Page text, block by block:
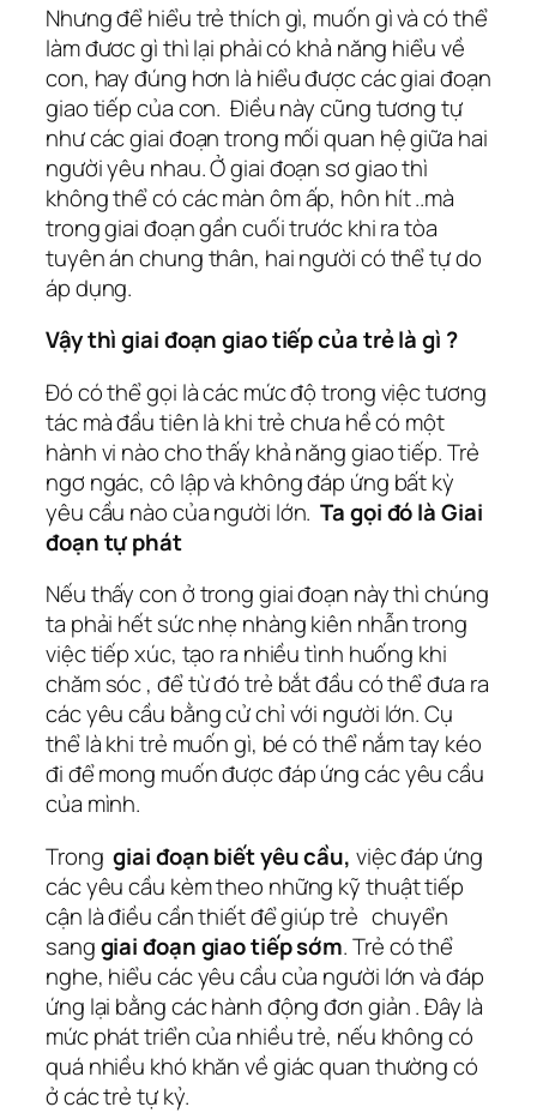
Nhưng để hiểu trẻ thích gì, muốn gì và có thể
làm đươc gì thì lại phải có khả năng hiểu về
con, hay đúng hơn là hiểu được các giai đoạn
giao tiếp của con. Điều này cũng tương tự
như các giai đoạn trong mối quan hệ giữa hai
người yêu nhau. Ở giai đoạn sơ giao thì
không thể có các màn ôm ấp, hôn hít ..mà
trong giai đoạn gần cuối trước khi ra tòa
tuyên án chung thân, hai người có thể tự do
áp dụng.
Vậy thì giai đoạn giao tiếp của trẻ là gì ?
Đó có thể gọi là các mức độ trong việc tương
tác mà đầu tiên là khi trẻ chưa hề có một
hành vi nào cho thấy khả năng giao tiếp. Trẻ
ngơ ngác, cô lập và không đáp ứng bất kỳ
yêu cầu nào của người lớn.Ta gọi đó là Giai
đoạn tự phát
Nếu thấy con ở trong giai đoạn này thì chúng
ta phải hết sức nhẹ nhàng kiên nhẫn trong
việc tiếp xúc, tạo ra nhiều tình huống khi
chăm sóc , để từ đó trẻ bắt đầu có thể đưa ra
các yêu cầu bằng cử chỉ với người lớn. Cụ
thể là khi trẻ muốn gì, bé có thể nắm tay kéo
đi để mong muốn được đáp ứng các yêu cầu
của mình.
Tronggiai đoạn biết yêu cầu, việc đáp ứng
các yêu cầu kèm theo những kỹ thuật tiếp
cận là điều cần thiết để giúp trẻ chuyển
sanggiai đoạn giao tiếp sớm. Trẻ có thể
nghe, hiểu các yêu cầu của người lớn và đáp
ứng lại bằng các hành động đơn giản . Đây là
mức phát triển của nhiều trẻ, nếu không có
quá nhiều khó khăn về giác quan thường có
ở các trẻ tự kỷ.